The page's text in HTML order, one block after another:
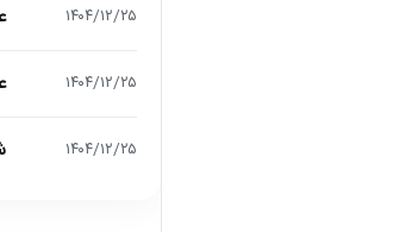
۱۴۰۴/۱۲/۲۵
۱۴۰۴/۱۲/۲۵
۱۴۰۴/۱۲/۲۵